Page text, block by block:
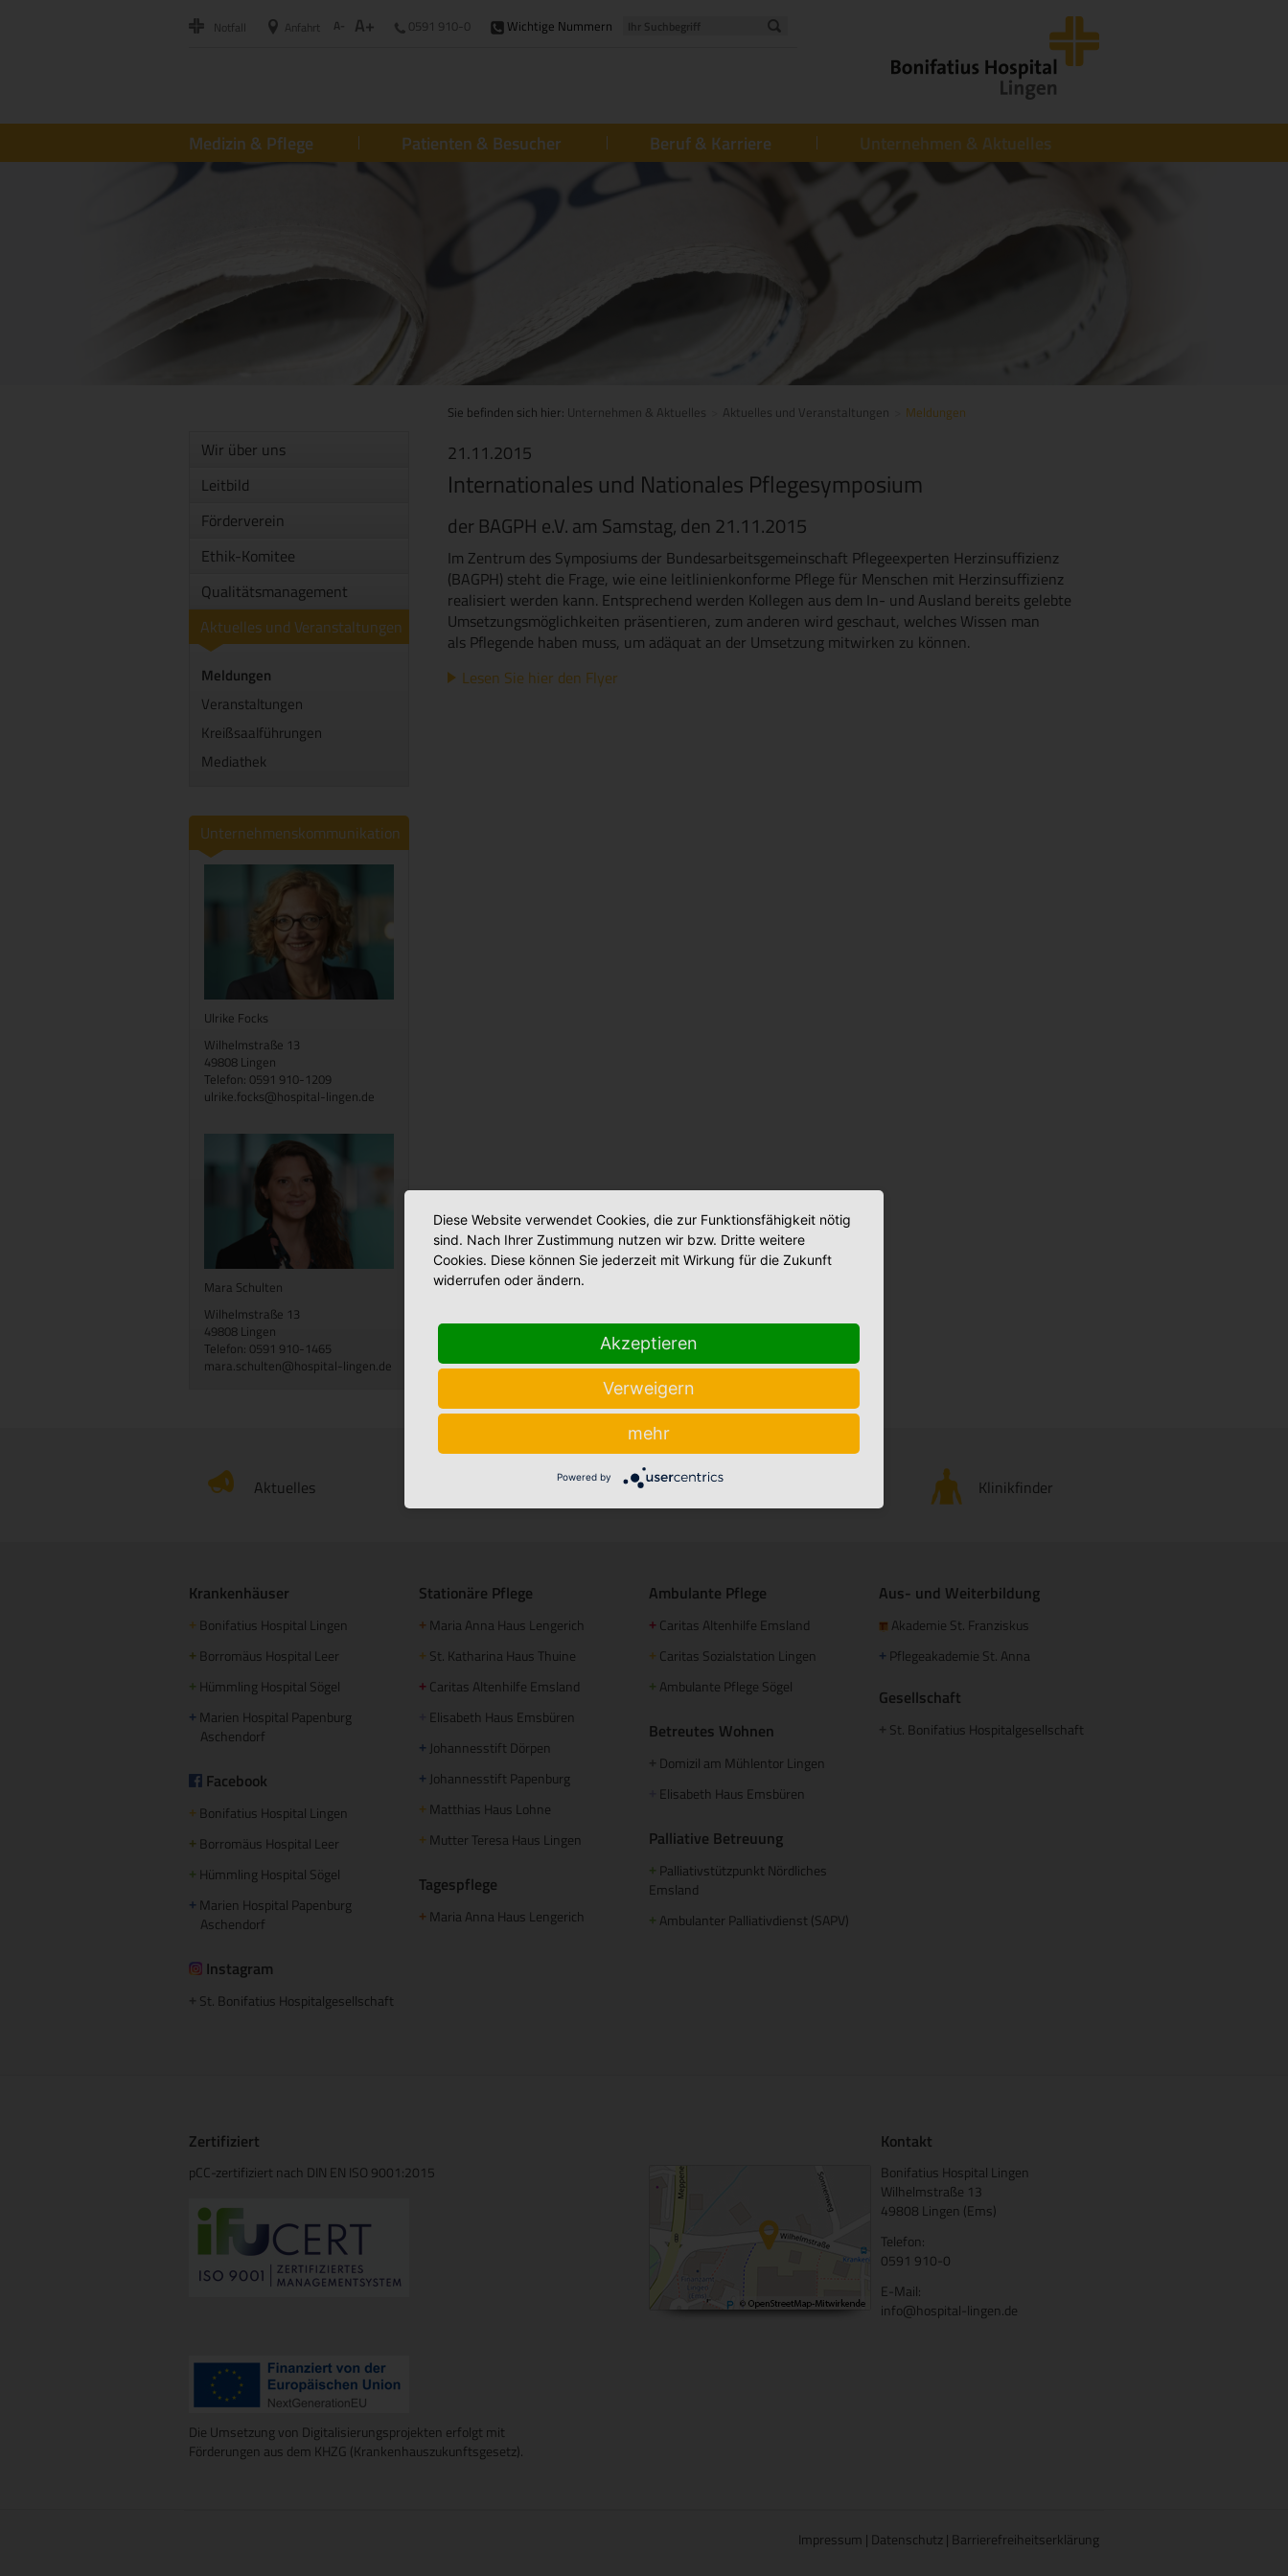
Notfall Anfahrt A- A+ 0591 910-0 Wichtige Nummern
Medizin & Pflege Patienten & Besucher Beruf & Karriere Unternehmen & Aktuelles
Sie befinden sich hier: Unternehmen & Aktuelles Aktuelles und Veranstaltungen Meldungen
Wir über uns
Leitbild
Förderverein
Ethik-Komitee
Qualitätsmanagement
Aktuelles und Veranstaltungen
Meldungen
Veranstaltungen
Kreißsaalführungen
Mediathek
Unternehmenskommunikation
Ulrike Focks
Wilhelmstraße 13
49808 Lingen
Telefon: 0591 910-1209
ulrike.focks@hospital-lingen.de
Mara Schulten
Wilhelmstraße 13
49808 Lingen
Telefon: 0591 910-1465
mara.schulten@hospital-lingen.de
21.11.2015
Internationales und Nationales Pflegesymposium
der BAGPH e.V. am Samstag, den 21.11.2015
Im Zentrum des Symposiums der Bundesarbeitsgemeinschaft Pflegeexperten Herzinsuffizienz
(BAGPH) steht die Frage, wie eine leitlinienkonforme Pflege für Menschen mit Herzinsuffizienz
realisiert werden kann. Entsprechend werden Kollegen aus dem In- und Ausland bereits gelebte
Umsetzungsmöglichkeiten präsentieren, zum anderen wird geschaut, welches Wissen man
als Pflegende haben muss, um adäquat an der Umsetzung mitwirken zu können.
Lesen Sie hier den Flyer
Aktuelles Stellenmarkt Klinikfinder
Krankenhäuser
+ Bonifatius Hospital Lingen
+ Borromäus Hospital Leer
+ Hümmling Hospital Sögel
+ Marien Hospital Papenburg
Aschendorf
Facebook
+ Bonifatius Hospital Lingen
+ Borromäus Hospital Leer
+ Hümmling Hospital Sögel
+ Marien Hospital Papenburg
Aschendorf
Instagram
St. Bonifatius Hospitalgesellschaft
Stationäre Pflege
+ Maria Anna Haus Lengerich
+ St. Katharina Haus Thuine
+ Caritas Altenhilfe Emsland
Elisabeth Haus Emsbüren
+ Johannesstift Dörpen
+ Johannesstift Papenburg
+ Matthias Haus Lohne
+ Mutter Teresa Haus Lingen
Tagespflege
+ Maria Anna Haus Lengerich
Ambulante Pflege
+ Caritas Altenhilfe Emsland
+ Caritas Sozialstation Lingen
+ Ambulante Pflege Sögel
Betreutes Wohnen
Domizil am Mühlentor Lingen
Elisabeth Haus Emsbüren
Palliative Betreuung
+ Palliativstützpunkt Nördliches
Emsland
+ Ambulanter Palliativdienst (SAPV)
Aus- und Weiterbildung
Akademie St. Franziskus
+ Pflegeakademie St. Anna
Gesellschaft
St. Bonifatius Hospitalgesellschaft
Zertifiziert
pCC-zertifiziert nach DIN EN ISO 9001:2015
Die Umsetzung von Digitalisierungsprojekten erfolgt mit
Förderungen aus dem KHZG (Krankenhauszukunftsgesetz).
Kontakt
Bonifatius Hospital Lingen
Wilhelmstraße 13
49808 Lingen (Ems)
Telefon:
0591 910-0
E-Mail:
info@hospital-lingen.de
Impressum | Datenschutz| Barrierefreiheitserklärung
Diese Website verwendet Cookies, die zur Funktionsfähigkeit nötig
sind. Nach Ihrer Zustimmung nutzen wir bzw. Dritte weitere
Cookies. Diese können Sie jederzeit mit Wirkung für die Zukunft
widerrufen oder ändern.
Akzeptieren
Verweigern
mehr
Powered by